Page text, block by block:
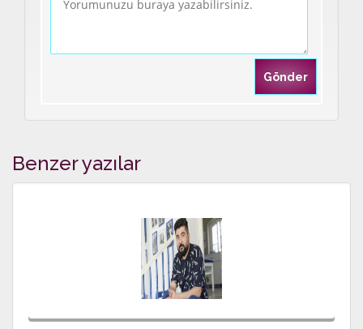
Benzer yazılar